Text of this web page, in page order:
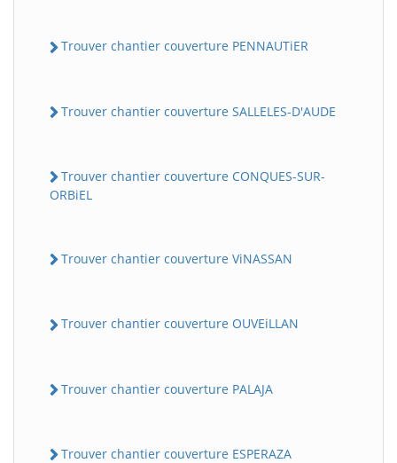
Trouver chantier couverture PENNAUTiER
Trouver chantier couverture SALLELES-D'AUDE
Trouver chantier couverture CONQUES-SUR-
ORBiEL
Trouver chantier couverture ViNASSAN
Trouver chantier couverture OUVEiLLAN
Trouver chantier couverture PALAJA
Trouver chantier couverture ESPERAZA